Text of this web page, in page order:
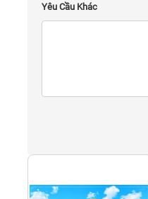
Yêu Cầu Khác